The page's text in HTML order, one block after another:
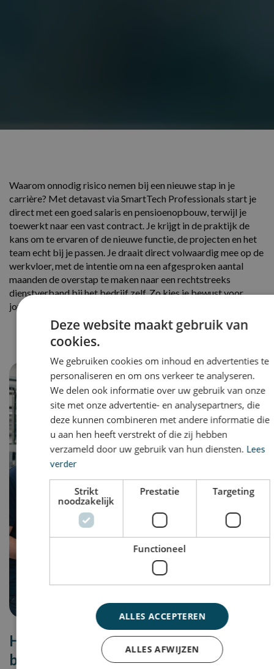
Waarom onnodig risico nemen bij een nieuwe stap in je
carrière? Met detavast via SmartTech Professionals start je
direct met een goed salaris en pensioenopbouw, terwijl je
toewerkt naar een vast contract. Je krijgt in de praktijk de
kans om te ervaren of de nieuwe functie, de projecten en het
team echt bij je passen. Je draait direct volwaardig mee op de
werkvloer, met de intentie om na een afgesproken aantal
maanden de overstap te maken naar een rechtstreeks
dienstverband bij het bedrijf zelf. Zo kies je bewust voor
jouw volgende stap.
Hoe werkt het vinden van een vaste
baan via ons?
Deze website maakt gebruik van
cookies.
We gebruiken cookies om inhoud en advertenties te
personaliseren en om ons verkeer te analyseren.
We delen ook informatie over uw gebruik van onze
site met onze advertentie- en analysepartners, die
deze kunnen combineren met andere informatie die
u aan hen heeft verstrekt of die zij hebben
verzameld door uw gebruik van hun diensten. Lees
verder
Strikt
noodzakelijk
Prestatie Targeting
Functioneel
ALLES ACCEPTEREN
ALLES AFWIJZEN